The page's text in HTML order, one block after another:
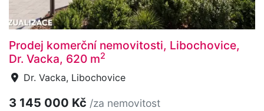
Prodej komerční nemovitosti, Libochovice,
Dr. Vacka, 620 m2
Dr. Vacka, Libochovice
3 145 000 Kč /za nemovitost